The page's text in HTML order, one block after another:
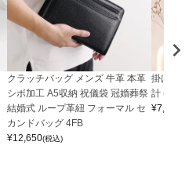
クラッチバッグ メンズ 牛革 本革
シボ加工 A5収納 祝儀袋 冠婚葬祭
結婚式 ループ革紐 フォーマル セ
カンドバッグ 4FB
¥12,650(税込)
掛け時
計
¥7,150